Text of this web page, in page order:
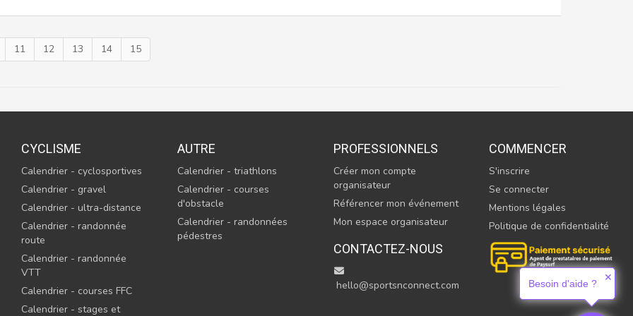
11 12 13 14 15
CYCLISME
Calendrier - cyclosportives
Calendrier - gravel
Calendrier - ultra-distance
Calendrier - randonnée
route
Calendrier - randonnée
VTT
Calendrier - courses FFC
Calendrier - stages et
AUTRE
Calendrier - triathlons
Calendrier - courses
d'obstacle
Calendrier - randonnées
pédestres
PROFESSIONNELS
Créer mon compte
organisateur
Référencer mon événement
Mon espace organisateur
CONTACTEZ-NOUS
hello@sportsnconnect.com
COMMENCER
S'inscrire
Se connecter
Mentions légales
Politique de confidentialité
Besoin d'aide ?
✕